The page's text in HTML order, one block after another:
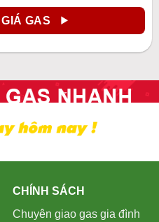
GAS
CHÍNH SÁCH
Chuyên giao gas gia đình